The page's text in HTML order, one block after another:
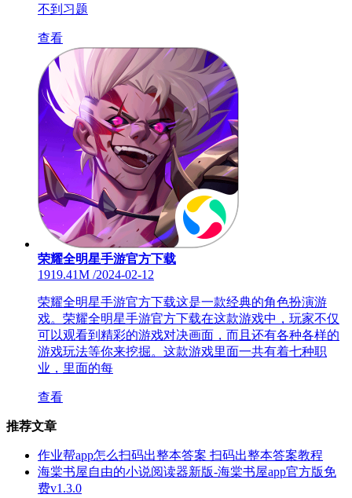
不到习题
查看
荣耀全明星手游官方下载
1919.41M /2024-02-12
荣耀全明星手游官方下载这是一款经典的角色扮演游
戏。荣耀全明星手游官方下载在这款游戏中，玩家不仅
可以观看到精彩的游戏对决画面，而且还有各种各样的
游戏玩法等你来挖掘。这款游戏里面一共有着七种职
业，里面的每
查看
推荐文章
作业帮app怎么扫码出整本答案 扫码出整本答案教程
海棠书屋自由的小说阅读器新版-海棠书屋app官方版免
费v1.3.0